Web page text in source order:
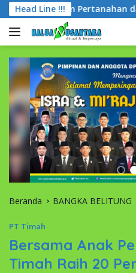
Langsung
ke
konten
Head Line !!!
Pertanahan dan
Beranda BANGKA BELITUNG
PT Timah
Bersama Anak
Timah Raih 20